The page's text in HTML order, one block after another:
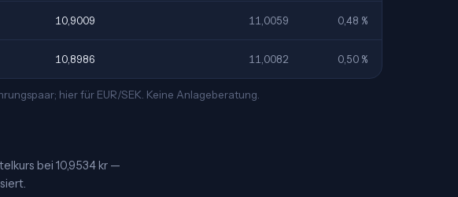
10,9009 11,0059 0,48 %
10,8986 11,0082 0,50 %
hier für EUR/SEK. Keine Anlageberatung.
bei 10,9534 kr —